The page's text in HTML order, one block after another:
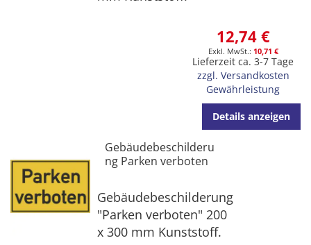
12,74 €
10,71 €
Lieferzeit ca. 3-7 Tage
zzgl. Versandkosten
Gewährleistung
Details anzeigen
Gebäudebeschilderu
ng Parken verboten
Gebäudebeschilderung
"Parken verboten" 200
x 300 mm Kunststoff.